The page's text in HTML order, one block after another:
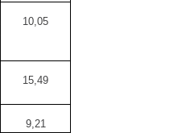
10,05
15,49
9,21